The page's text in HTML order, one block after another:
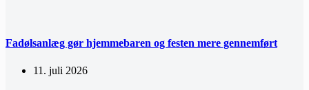
Fadølsanlæg gør hjemmebaren og festen mere gennemført
11. juli 2026